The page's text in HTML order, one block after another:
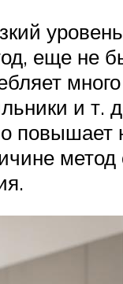
еще не
и т.
повышает
метод